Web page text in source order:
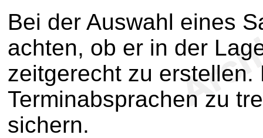
Bei der Auswahl eines
achten, ob er in der
zeitgerecht zu
Terminabsprachen zu
sichern.